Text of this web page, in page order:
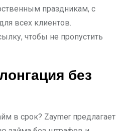
праздникам, с
всех клиентов.
чтобы не пропустить
без
в срок? Zaymer предлагает